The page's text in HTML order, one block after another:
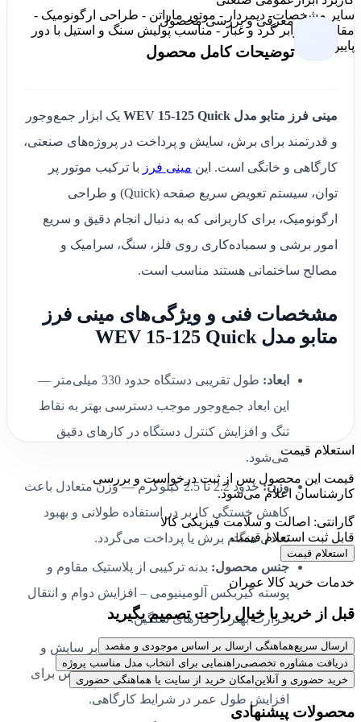
سایر مشخصات- دیمردار - موتور ماراتن - طراحی ارگونومیک -
مقاوم در برابر گرد و غبار - مناسب پولیش سنگ و استیل با دور
پایین
معرفی و بررسی محصول
توضیحات کامل محصول
مینی فرز متابو مدل WEV 15-125 Quick
یک ابزار جمع‌وجور
و قدرتمند برای برش، سایش و پرداخت در پروژه‌های صنعتی،
کارگاهی و خانگی است. این مینی فرز با ترکیب موتور پر
توان، سیستم تعویض سریع صفحه (Quick) و طراحی
ارگونومیک، برای کاربرانی که به دنبال انجام دقیق و سریع
امور برشی و سمباده‌کاری روی فلز، سنگ، سرامیک و
مصالح ساختمانی هستند مناسب است.
مشخصات فنی و ویژگی‌های مینی فرز
متابو مدل WEV 15-125 Quick
ابعاد:
طول تقریبی دستگاه حدود 330 میلی‌متر —
این ابعاد جمع‌وجور موجب دسترسی بهتر به نقاط
تنگ و افزایش کنترل دستگاه در کارهای دقیق
می‌شود.
وزن:
حدود 2.2 تا 2.5 کیلوگرم — وزن متعادل باعث
کاهش خستگی کاربر در استفاده طولانی و بهبود
تعادل هنگام برش یا پرداخت می‌گردد.
جنس محصول: بدنه ترکیبی از پلاستیک مقاوم و
پوسته گیربکس آلومینیومی – افزایش دوام و انتقال
حرارت بهتر در کارهای سنگین.
پوشش‌ها:رنگ و پوشش مقاوم در برابر سایش و
خوردگی روی بدنه و پوشش محافظ گیربکس برای
افزایش طول عمر در شرایط کارگاهی.
استعلام قیمت
قیمت این محصول پس از ثبت درخواست و بررسی
کارشناسان اعلام می‌شود.
گارانتی: اصالت و سلامت فیزیکی کالا
قابل ثبت استعلام قیمت
استعلام قیمت
خدمات خرید کالا عمران
قبل از خرید با خیال راحت تصمیم بگیرید
ارسال سریعهماهنگی ارسال بر اساس موجودی و مقصد
دریافت مشاوره تخصصیراهنمایی برای انتخاب مدل مناسب پروژه
خرید حضوری و آنلاین امکان خرید از سایت یا هماهنگی حضوری
محصولات پیشنهادی